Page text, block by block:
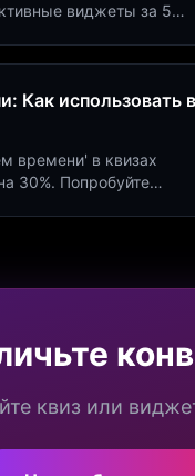
виджеты за 5
Как использовать в
времени' в квизах
30%. Попробуйте
квиз или